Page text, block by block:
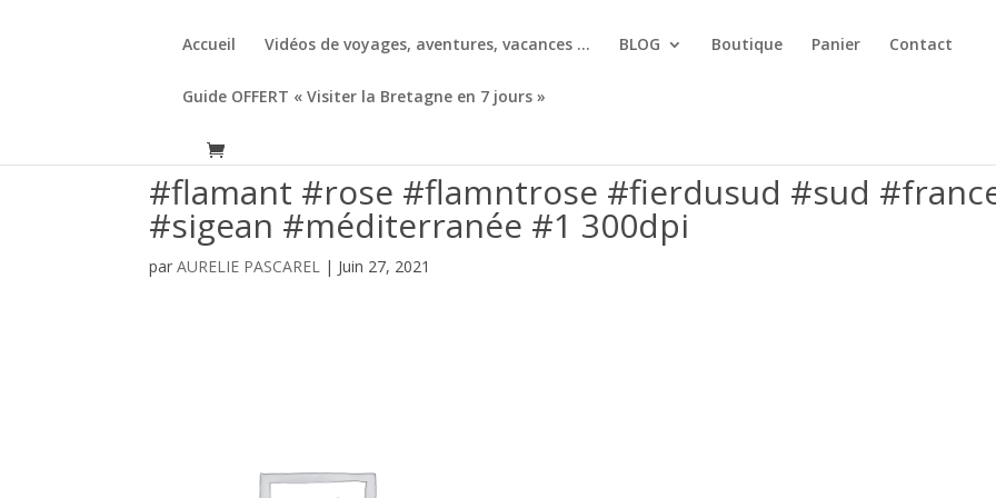
Accueil Vidéos de voyages, aventures, vacances … BLOG Boutique Panier Contact
Guide OFFERT « Visiter la Bretagne en 7 jours »
#flamant #rose #flamntrose #fierdusud #sud
#sigean #méditerranée #1 300dpi
parAURELIE PASCAREL | Juin 27, 2021